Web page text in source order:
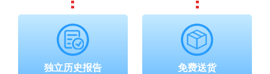
独立历史报告 免费送货